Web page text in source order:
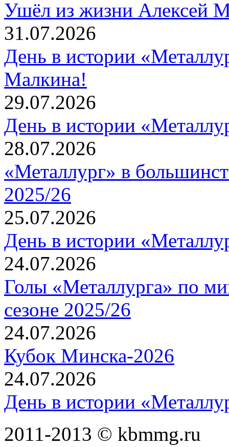
Ушёл из жизни Алексей
31.07.2026
День в истории
Малкина!
29.07.2026
День в истории
28.07.2026
«Металлург» в
2025/26
25.07.2026
День в истории
24.07.2026
Голы «Металлурга» по
сезоне 2025/26
24.07.2026
Кубок Минска-2026
24.07.2026
День в истории
2011-2013 © kbmmg.ru